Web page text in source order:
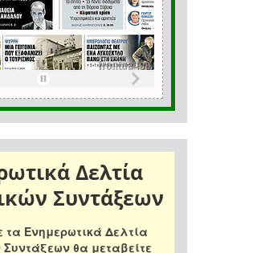
Δελτία
Συντάξεων
τα Ενημερωτικά Δελτία
Συντάξεων θα μεταβείτε